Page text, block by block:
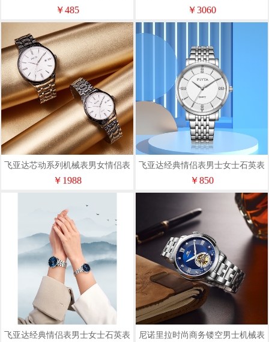
石英表31008
￥485
械表11012
￥3060
飞亚达芯动系列机械表男女情侣表
G/LA520003.WWW
￥1988
飞亚达经典情侣表男士女士石英表
JG/L002666.WWW
￥850
飞亚达经典情侣表男士女士石英表
尼诺里拉时尚商务镂空男士机械表